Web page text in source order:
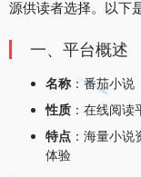
源供读者选择。以下
一、平台概述
名称 ：番茄小说
性质 ：在线阅读
特点 ：海量小
体验